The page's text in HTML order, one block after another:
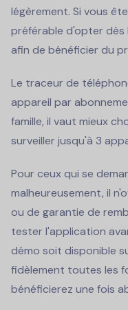
légèrement. Si vous
préférable d'opter
afin de bénéficier du
Le traceur de
appareil par
famille, il vaut mieux
surveiller jusqu'à 3
Pour ceux qui se
malheureusement, il
ou de garantie de
tester l'application
démo soit disponible
fidèlement toutes les
bénéficierez une fois